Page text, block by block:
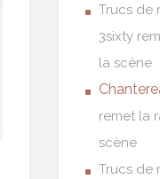
Trucs de
3sixty
la scène
remet la
scène
Trucs de